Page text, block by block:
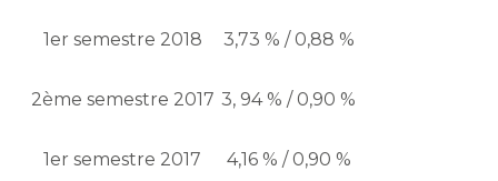
1er semestre 2018 3,73 % / 0,88 %
2ème semestre 2017 3, 94 % / 0,90 %
1er semestre 2017 4,16 % / 0,90 %